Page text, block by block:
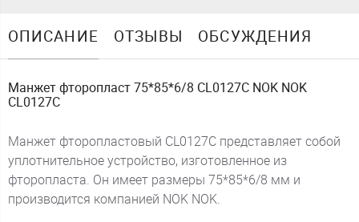
ОПИСАНИЕ ОТЗЫВЫ ОБСУЖДЕНИЯ
Манжет фторопласт 75*85*6/8 CL0127C NOK NOK
CL0127C
Манжет фторопластовый CL0127C представляет собой
уплотнительное устройство, изготовленное из
фторопласта. Он имеет размеры 75*85*6/8 мм и
производится компанией NOK NOK.